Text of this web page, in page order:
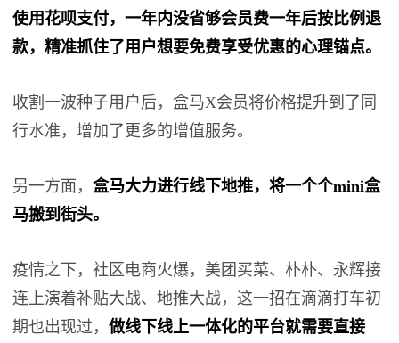
使用花呗支付，一年内没省够会员费一年后按比例退
款，精准抓住了用户想要免费享受优惠的心理锚点。
收割一波种子用户后，盒马X会员将价格提升到了同
行水准，增加了更多的增值服务。
另一方面，盒马大力进行线下地推，将一个个mini盒
马搬到街头。
疫情之下，社区电商火爆，美团买菜、朴朴、永辉接
连上演着补贴大战、地推大战，这一招在滴滴打车初
期也出现过，做线下线上一体化的平台就需要直接